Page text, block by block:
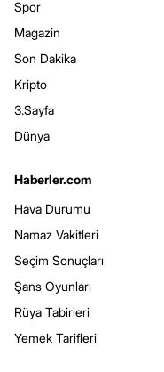
Spor
Magazin
Son Dakika
Kripto
3.Sayfa
Dünya
Haberler.com
Hava Durumu
Namaz Vakitleri
Seçim Sonuçları
Şans Oyunları
Rüya Tabirleri
Yemek Tarifleri